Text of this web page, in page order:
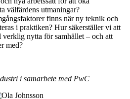
välfärdens utmaningar?
finns när ny teknik och
i praktiken? Hur säkerställer vi att
nytta för samhället – och att
med?
i samarbete med PwC